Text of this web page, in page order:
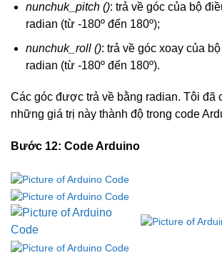
nunchuk_pitch (): trả về góc của bộ
radian (từ -180º đến 180º);
nunchuk_roll (): trả về góc xoay của
radian (từ -180º đến 180º).
Các góc được trả về bằng radian. Tôi đã
những giá trị này thành độ trong code
Bước 12: Code Arduino